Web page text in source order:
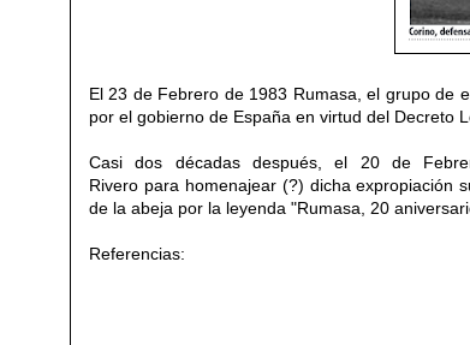
El 23 de Febrero de 1983 Rumasa, el grupo de
por el gobierno de España en virtud del Decreto
Casi dos décadas después, el 20 de
Rivero para homenajear (?) dicha expropiación
de la abeja por la leyenda "Rumasa, 20
Referencias: